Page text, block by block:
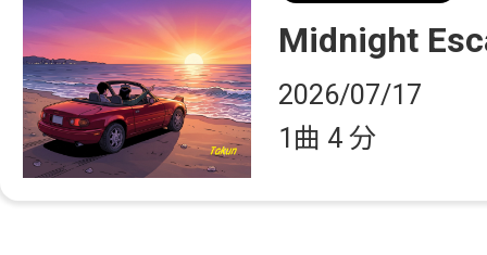
Midnight
2026/07/17
1曲 4 分